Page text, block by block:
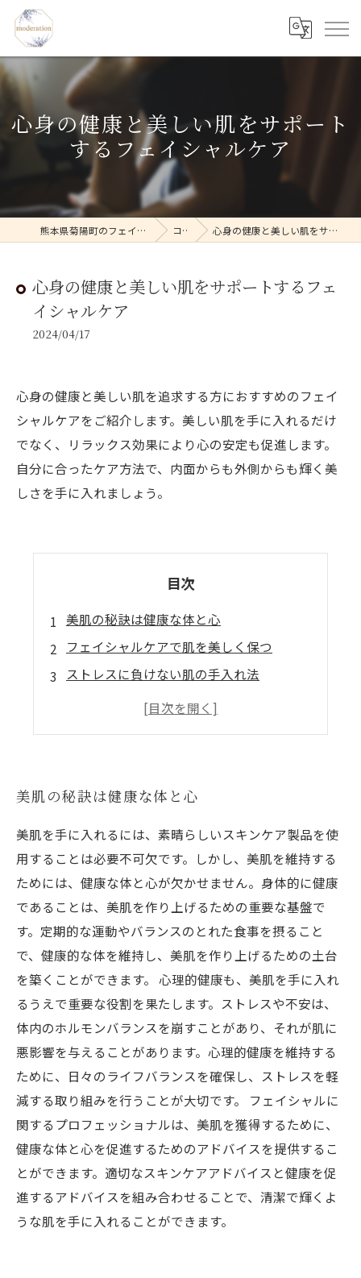
心身の健康と美しい肌をサポート
するフェイシャルケア
熊本県菊陽町のフェイシャルならmoderation コラム 心身の健康と美しい肌をサポートするフェイシャルケア
心身の健康と美しい肌をサポートするフェ
イシャルケア
2024/04/17
心身の健康と美しい肌を追求する方におすすめのフェイ
シャルケアをご紹介します。美しい肌を手に入れるだけ
でなく、リラックス効果により心の安定も促進します。
自分に合ったケア方法で、内面からも外側からも輝く美
しさを手に入れましょう。
目次
美肌の秘訣は健康な体と心
フェイシャルケアで肌を美しく保つ
ストレスに負けない肌の手入れ法
健康的なライフスタイルと肌の関係とは？
美肌の秘訣は健康な体と心
美肌を手に入れるには、素晴らしいスキンケア製品を使
用することは必要不可欠です。しかし、美肌を維持する
ためには、健康な体と心が欠かせません。身体的に健康
であることは、美肌を作り上げるための重要な基盤で
す。定期的な運動やバランスのとれた食事を摂ること
で、健康的な体を維持し、美肌を作り上げるための土台
を築くことができます。 心理的健康も、美肌を手に入れ
るうえで重要な役割を果たします。ストレスや不安は、
体内のホルモンバランスを崩すことがあり、それが肌に
悪影響を与えることがあります。心理的健康を維持する
ために、日々のライフバランスを確保し、ストレスを軽
減する取り組みを行うことが大切です。 フェイシャルに
関するプロフェッショナルは、美肌を獲得するために、
健康な体と心を促進するためのアドバイスを提供するこ
とができます。適切なスキンケアアドバイスと健康を促
進するアドバイスを組み合わせることで、清潔で輝くよ
うな肌を手に入れることができます。